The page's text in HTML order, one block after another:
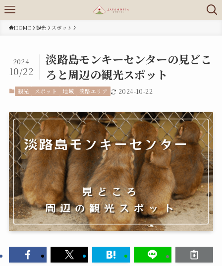
HOME 観光 スポット
淡路島モンキーセンターの見どこ
ろと周辺の観光スポット
2024
10/22
観光 スポット 地域 淡路エリア 2024-10-22